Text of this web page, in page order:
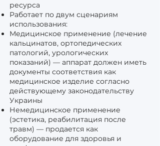
ресурса
Работает по двум сценариям
использования:
Медицинское применение (лечение
кальцинатов, ортопедических
патологий, урологических
показаний) — аппарат должен иметь
документы соответствия как
медицинское изделие согласно
действующему законодательству
Украины
Немедицинское применение
(эстетика, реабилитация после
травм) — продается как
оборудование для здоровья и